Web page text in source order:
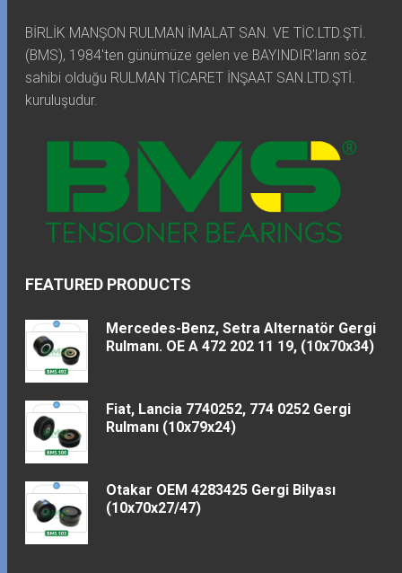
BİRLİK MANŞON RULMAN İMALAT SAN. VE TİC.LTD.ŞTİ.
(BMS), 1984'ten günümüze gelen ve BAYINDIR'ların söz
sahibi olduğu RULMAN TİCARET İNŞAAT SAN.LTD.ŞTİ.
kuruluşudur.
FEATURED PRODUCTS
Mercedes-Benz, Setra Alternatör Gergi
Rulmanı. OE A 472 202 11 19, (10x70x34)
Fiat, Lancia 7740252, 774 0252 Gergi
Rulmanı (10x79x24)
Otakar OEM 4283425 Gergi Bilyası
(10x70x27/47)